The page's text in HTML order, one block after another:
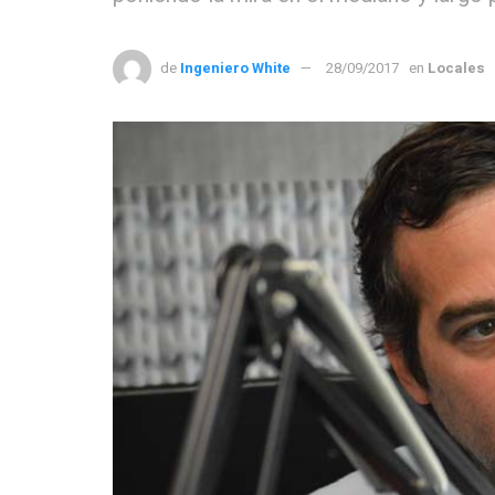
de Ingeniero White 28/09/2017 en Locales